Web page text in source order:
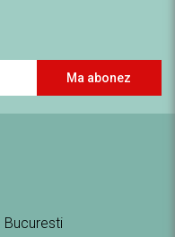
Ma abonez
Bucuresti